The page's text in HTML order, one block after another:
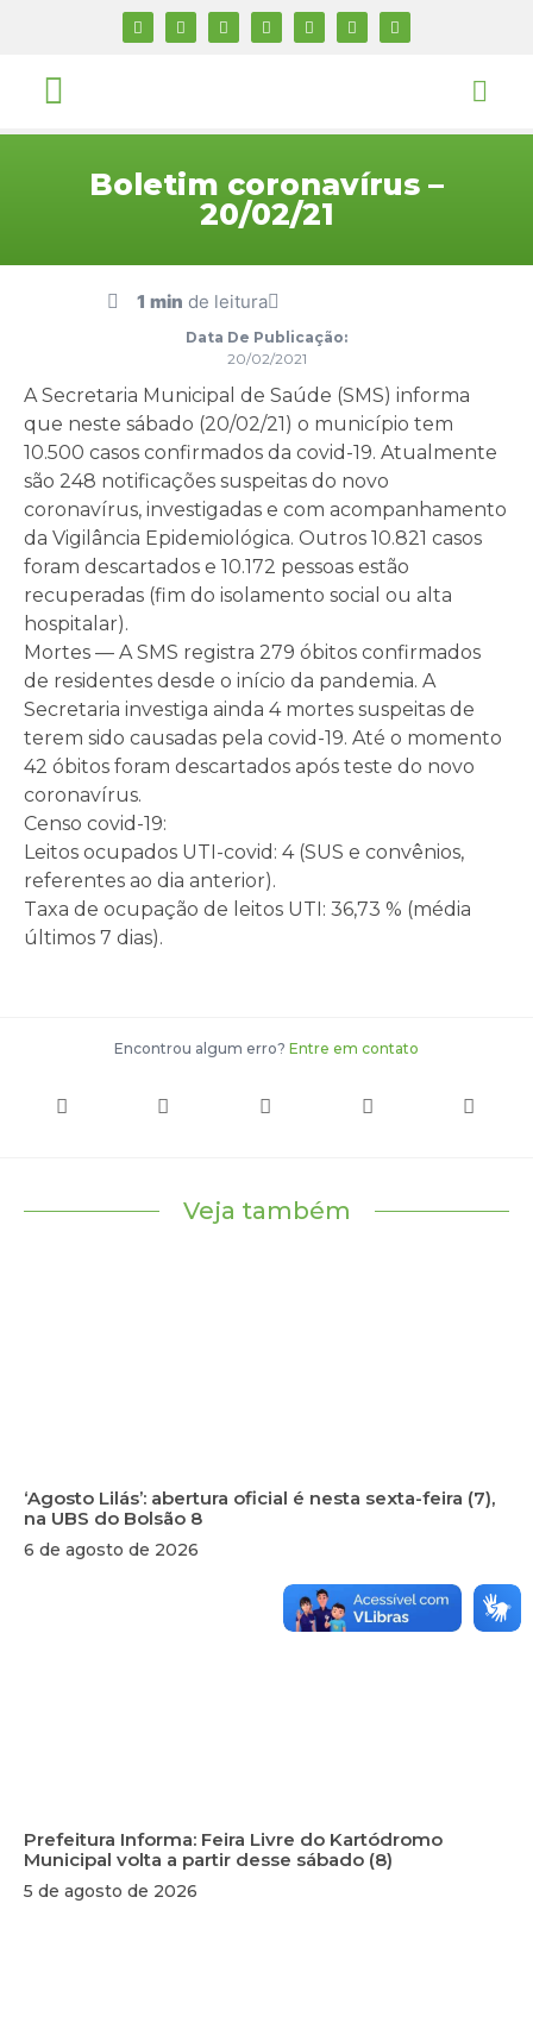
Boletim coronavírus –
20/02/21
1 min de leitura
Data De Publicação:
20/02/2021
A Secretaria Municipal de Saúde (SMS) informa
que neste sábado (20/02/21) o município tem
10.500 casos confirmados da covid-19. Atualmente
são 248 notificações suspeitas do novo
coronavírus, investigadas e com acompanhamento
da Vigilância Epidemiológica. Outros 10.821 casos
foram descartados e 10.172 pessoas estão
recuperadas (fim do isolamento social ou alta
hospitalar).
Mortes — A SMS registra 279 óbitos confirmados
de residentes desde o início da pandemia. A
Secretaria investiga ainda 4 mortes suspeitas de
terem sido causadas pela covid-19. Até o momento
42 óbitos foram descartados após teste do novo
coronavírus.
Censo covid-19:
Leitos ocupados UTI-covid: 4 (SUS e convênios,
referentes ao dia anterior).
Taxa de ocupação de leitos UTI: 36,73 % (média
últimos 7 dias).
Encontrou algum erro? Entre em contato
Veja também
‘Agosto Lilás’: abertura oficial é nesta sexta-feira (7),
na UBS do Bolsão 8
6 de agosto de 2026
Prefeitura Informa: Feira Livre do Kartódromo
Municipal volta a partir desse sábado (8)
5 de agosto de 2026